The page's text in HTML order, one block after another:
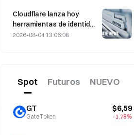
provocó pérdidas por
valor de 114 millones de
dólares.
automáticamente a los
titulares de billeteras,
mientras que los usuarios
Cloudflare lanza hoy
herramientas de identidad
y billetera para agentes
2026-08-04 13:06:08
Spot Futuros NUEVO
GT
GateToken
$6,59
-1,78%